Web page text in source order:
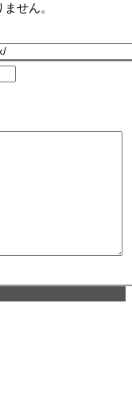
せん。